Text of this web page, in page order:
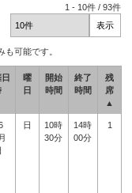
1 - 10件 /93件
可能です。
曜
日
開始
時間
終了
時間
残
席
▲
日
10時
30分
14時
00分
1